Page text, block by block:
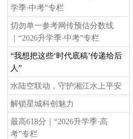
学季·中考”专栏
切勿单一参考网传预估分数线
｜“2026升学季·中考”专栏
“我想把这些‘时代底稿’传递给后
人”
水陆空联动，守护湘江水上平安
解锁星城科创魅力
最高618分｜“2026升学季·高
考”专栏